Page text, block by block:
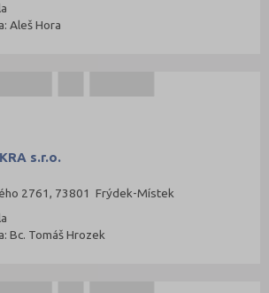
Aleš Hora
s.r.o.
2761, 73801 Frýdek-Místek
Bc. Tomáš Hrozek